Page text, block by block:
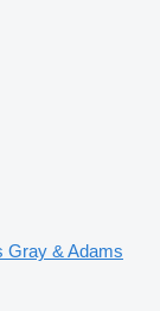
Gray & Adams